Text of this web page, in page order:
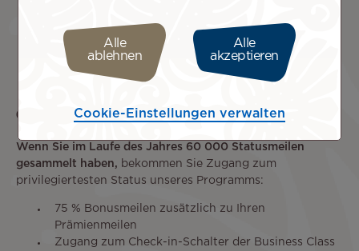
Club Tiare GOLD
Wenn Sie im Laufe des Jahres 60 000 Statusmeilen
gesammelt haben, bekommen Sie Zugang zum
privilegiertesten Status unseres Programms:
75 % Bonusmeilen zusätzlich zu Ihren
Prämienmeilen
Zugang zum Check-in-Schalter der Business Class
Alle
ablehnen
Alle
akzeptieren
Cookie-Einstellungen verwalten